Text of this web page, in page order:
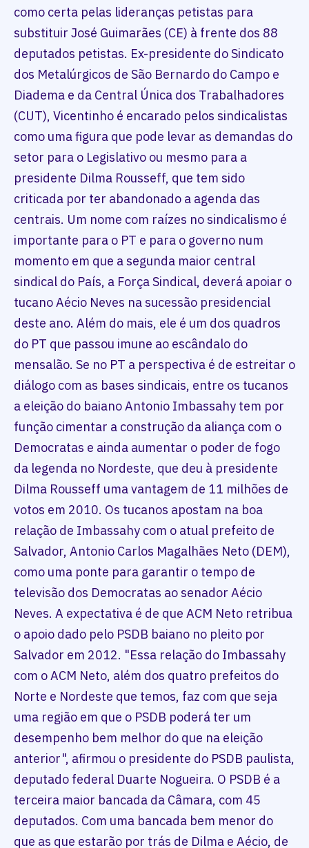
como certa pelas lideranças petistas para
substituir José Guimarães (CE) à frente dos 88
deputados petistas. Ex-presidente do Sindicato
dos Metalúrgicos de São Bernardo do Campo e
Diadema e da Central Única dos Trabalhadores
(CUT), Vicentinho é encarado pelos sindicalistas
como uma figura que pode levar as demandas do
setor para o Legislativo ou mesmo para a
presidente Dilma Rousseff, que tem sido
criticada por ter abandonado a agenda das
centrais. Um nome com raízes no sindicalismo é
importante para o PT e para o governo num
momento em que a segunda maior central
sindical do País, a Força Sindical, deverá apoiar o
tucano Aécio Neves na sucessão presidencial
deste ano. Além do mais, ele é um dos quadros
do PT que passou imune ao escândalo do
mensalão. Se no PT a perspectiva é de estreitar o
diálogo com as bases sindicais, entre os tucanos
a eleição do baiano Antonio Imbassahy tem por
função cimentar a construção da aliança com o
Democratas e ainda aumentar o poder de fogo
da legenda no Nordeste, que deu à presidente
Dilma Rousseff uma vantagem de 11 milhões de
votos em 2010. Os tucanos apostam na boa
relação de Imbassahy com o atual prefeito de
Salvador, Antonio Carlos Magalhães Neto (DEM),
como uma ponte para garantir o tempo de
televisão dos Democratas ao senador Aécio
Neves. A expectativa é de que ACM Neto retribua
o apoio dado pelo PSDB baiano no pleito por
Salvador em 2012. "Essa relação do Imbassahy
com o ACM Neto, além dos quatro prefeitos do
Norte e Nordeste que temos, faz com que seja
uma região em que o PSDB poderá ter um
desempenho bem melhor do que na eleição
anterior", afirmou o presidente do PSDB paulista,
deputado federal Duarte Nogueira. O PSDB é a
terceira maior bancada da Câmara, com 45
deputados. Com uma bancada bem menor do
que as que estarão por trás de Dilma e Aécio, de